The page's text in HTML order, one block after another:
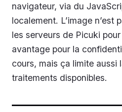
navigateur, via du
localement. L’image n’est
les serveurs de Picuki
avantage pour la
cours, mais ça limite aussi
traitements disponibles.